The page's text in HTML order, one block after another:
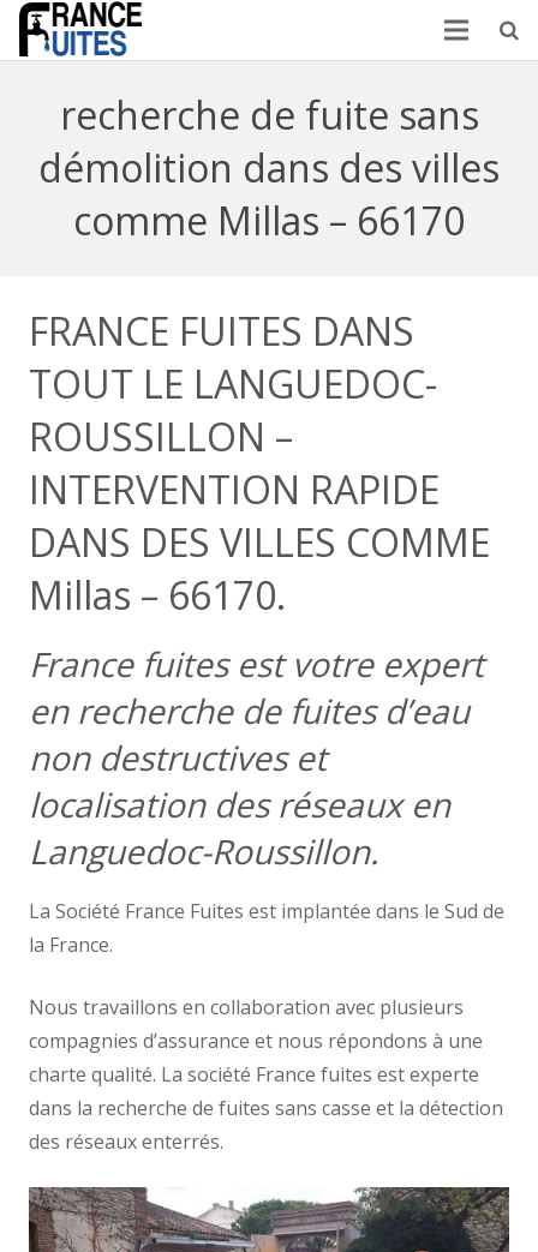
recherche de fuite sans
démolition dans des villes
comme Millas – 66170
FRANCE FUITES DANS
TOUT LE LANGUEDOC-
ROUSSILLON –
INTERVENTION RAPIDE
DANS DES VILLES COMME
Millas – 66170.
France fuites est votre expert
en recherche de fuites d’eau
non destructives et
localisation des réseaux en
Languedoc-Roussillon.
La Société France Fuites est implantée dans le Sud de
la France.
Nous travaillons en collaboration avec plusieurs
compagnies d’assurance et nous répondons à une
charte qualité. La société France fuites est experte
dans la recherche de fuites sans casse et la détection
des réseaux enterrés.